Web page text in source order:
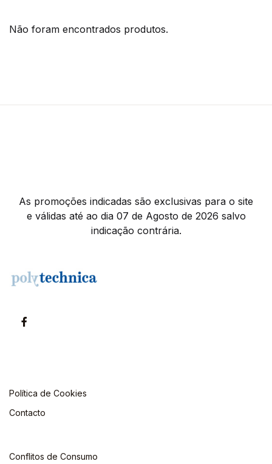
Não foram encontrados produtos.
As promoções indicadas são exclusivas para o site
e válidas até ao dia 07 de Agosto de 2026 salvo
indicação contrária.
Política de Cookies
Contacto
Conflitos de Consumo